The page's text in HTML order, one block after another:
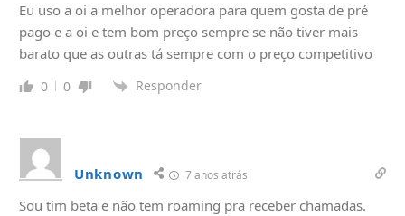
Eu uso a oi a melhor operadora para quem gosta de pré
pago e a oi e tem bom preço sempre se não tiver mais
barato que as outras tá sempre com o preço competitivo
0 0 Responder
Unknown 7 anos atrás
Sou tim beta e não tem roaming pra receber chamadas.